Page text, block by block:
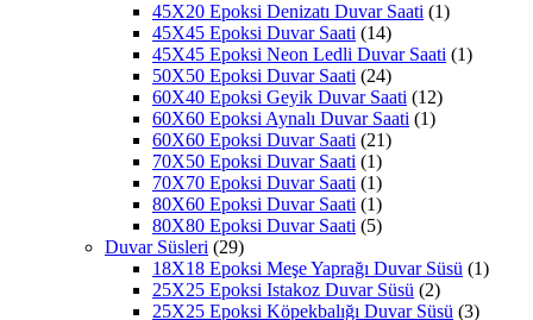
45X20 Epoksi Denizatı Duvar Saati (1)
45X45 Epoksi Duvar Saati (14)
45X45 Epoksi Neon Ledli Duvar Saati (1)
50X50 Epoksi Duvar Saati (24)
60X40 Epoksi Geyik Duvar Saati (12)
60X60 Epoksi Aynalı Duvar Saati (1)
60X60 Epoksi Duvar Saati (21)
70X50 Epoksi Duvar Saati (1)
70X70 Epoksi Duvar Saati (1)
80X60 Epoksi Duvar Saati (1)
80X80 Epoksi Duvar Saati (5)
Duvar Süsleri (29)
18X18 Epoksi Meşe Yaprağı Duvar Süsü (1)
25X25 Epoksi Istakoz Duvar Süsü (2)
25X25 Epoksi Köpekbalığı Duvar Süsü (3)